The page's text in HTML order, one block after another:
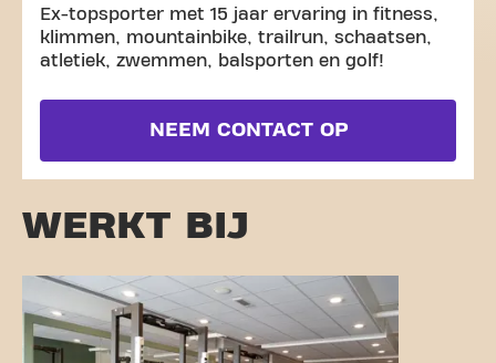
Ex-topsporter met 15 jaar ervaring in fitness,
klimmen, mountainbike, trailrun, schaatsen,
atletiek, zwemmen, balsporten en golf!
NEEM CONTACT OP
WERKT BIJ